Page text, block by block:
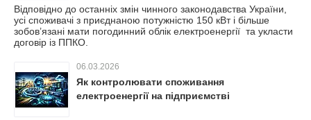
Відповідно до останніх змін чинного законодавства України,
усі споживачі з приєднаною потужністю 150 кВт і більше
зобов’язані мати погодинний облік електроенергії та укласти
договір із ППКО.
06.03.2026
Як контролювати споживання
електроенергії на підприємстві